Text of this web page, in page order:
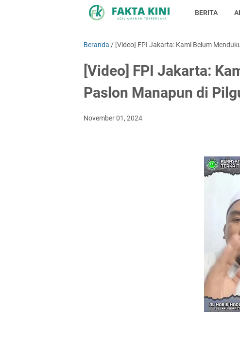
BERITA
Beranda / [Video] FPI Jakarta: Kami Belum
[Video] FPI Jakarta:
Paslon Manapun di
November 01, 2024